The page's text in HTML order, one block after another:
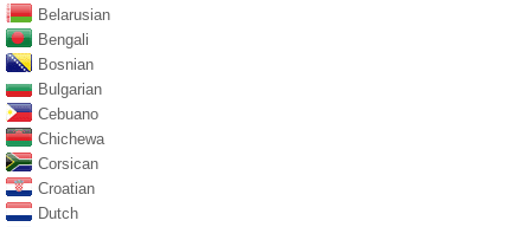
Belarusian
Bengali
Bosnian
Bulgarian
Cebuano
Chichewa
Corsican
Croatian
Dutch